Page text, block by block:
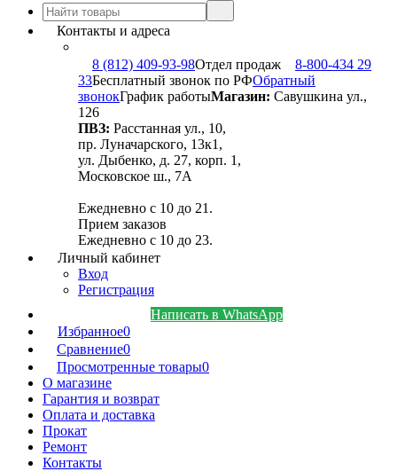
Контакты и адреса
8 (812) 409-93-98Отдел продаж
8-800-434 29
33Бесплатный звонок по РФОбратный
звонокГрафик работыМагазин: Савушкина ул.,
126
ПВЗ: Расстанная ул., 10,
пр. Луначарского, 13к1,
ул. Дыбенко, д. 27, корп. 1,
Московское ш., 7А
Ежедневно с 10 до 21.
Прием заказов
Ежедневно с 10 до 23.
Личный кабинет
Вход
Регистрация
Написать в WhatsApp
Избранное0
Сравнение0
Просмотренные товары0
О магазине
Гарантия и возврат
Оплата и доставка
Прокат
Ремонт
Контакты